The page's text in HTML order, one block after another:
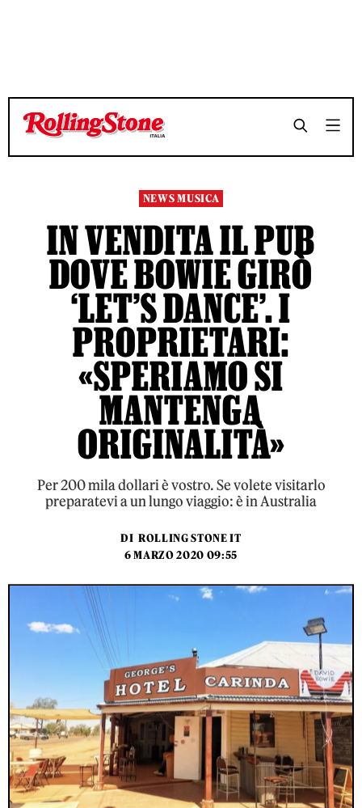
TEMPO DI LETTURA 2 MINUTI SHARE
TEMPO DI LETTURA 2 MINUTI SHARE
NEWS MUSICA
IN VENDITA IL PUB
DOVE BOWIE GIRÒ
‘LET’S DANCE’. I
PROPRIETARI:
«SPERIAMO SI
MANTENGA
ORIGINALITÀ»
Per 200 mila dollari è vostro. Se volete visitarlo
preparatevi a un lungo viaggio: è in Australia
DI ROLLING STONE IT
6 MARZO 2020 09:55